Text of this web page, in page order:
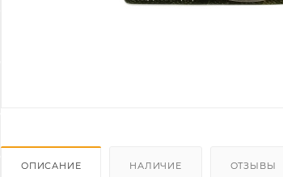
ОПИСАНИЕ НАЛИЧИЕ ОТЗЫВЫ